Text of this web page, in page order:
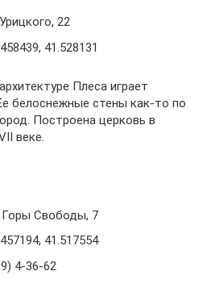
22
41.528131
Плеса играет
белоснежные стены как-то по
Построена церковь в
веке.
Горы Свободы, 7
41.517554
4-36-62